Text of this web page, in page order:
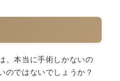
、本当に手術しかないの
のではないでしょうか？